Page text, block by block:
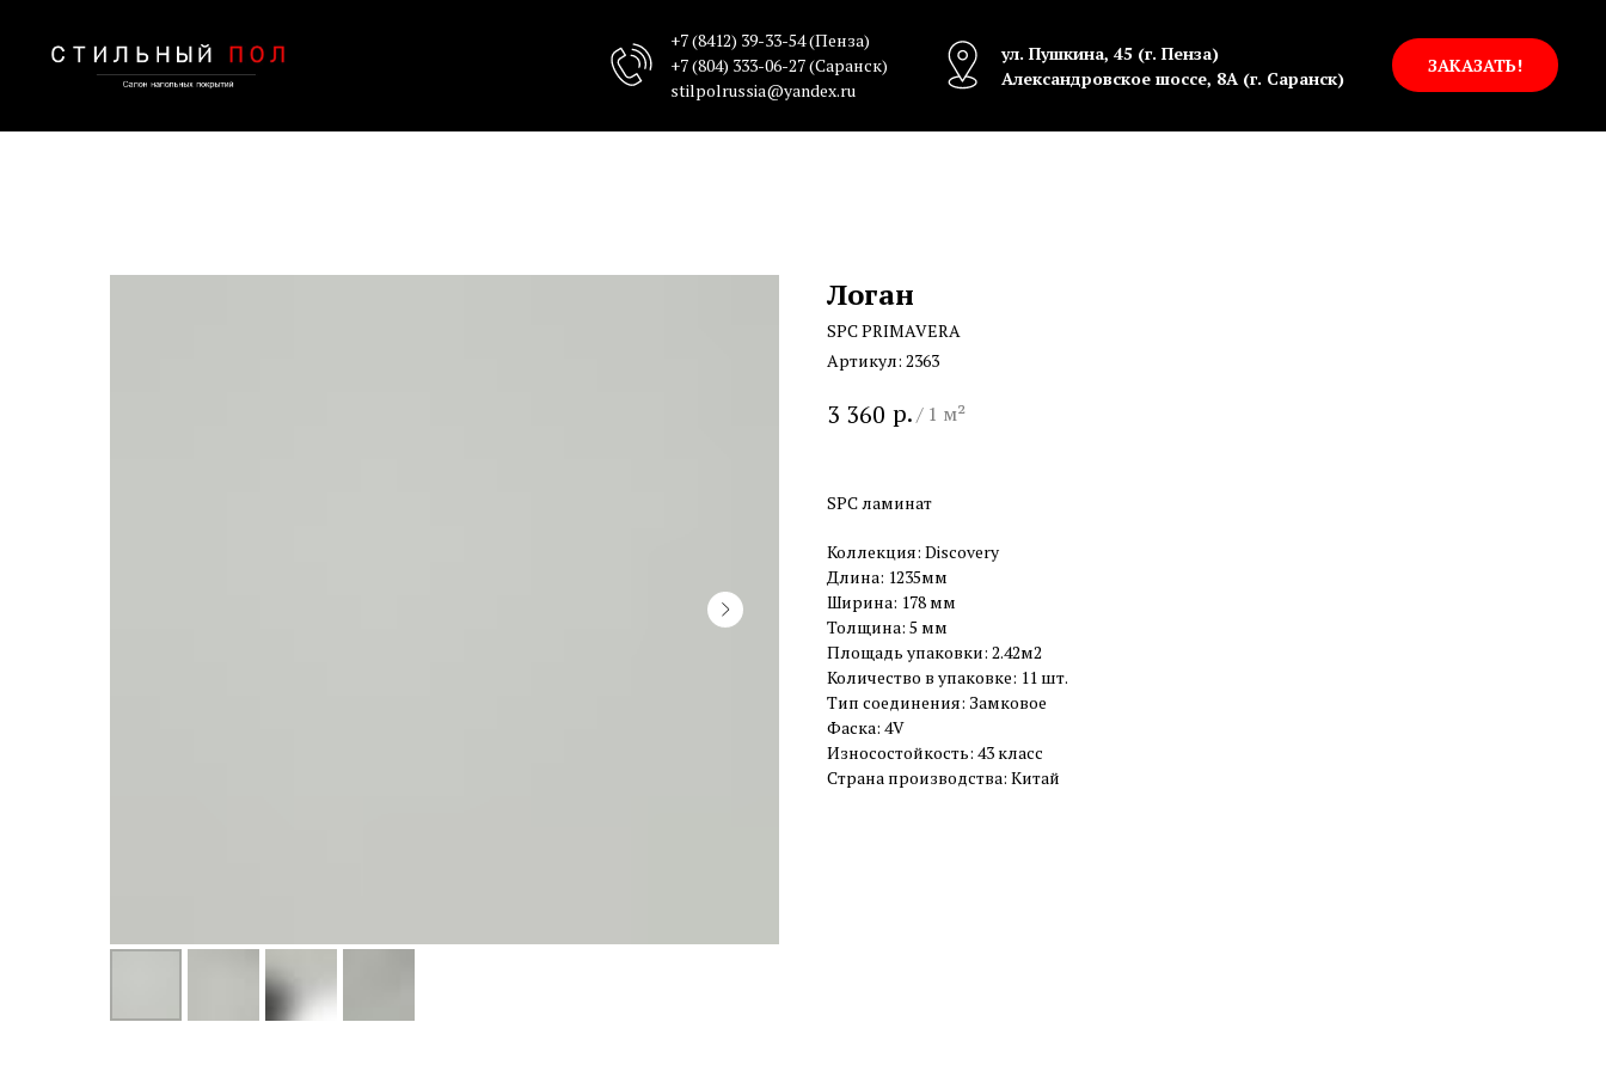
+7 (8412) 39-33-54(Пенза)
+7 (804) 333-06-27(Саранск)
stilpolrussia@yandex.ru
ул. Пушкина, 45 (г. Пенза)
Александровское шоссе, 8А (г. Саранск)
ЗАКАЗАТЬ!
Логан
SPC PRIMAVERA
Артикул: 2363
3 360 р./ 1 м²
SPC ламинат
Коллекция: Discovery
Длина: 1235мм
Ширина: 178 мм
Толщина: 5 мм
Площадь упаковки: 2.42м2
Количество в упаковке: 11 шт.
Тип соединения: Замковое
Фаска: 4V
Износостойкость: 43 класс
Страна производства: Китай